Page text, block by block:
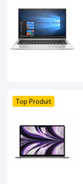
Top Produit